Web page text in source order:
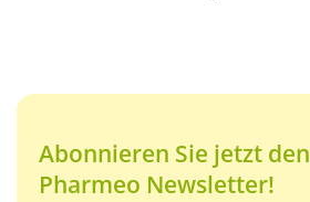
Abonnieren Sie jetzt den
Pharmeo Newsletter!